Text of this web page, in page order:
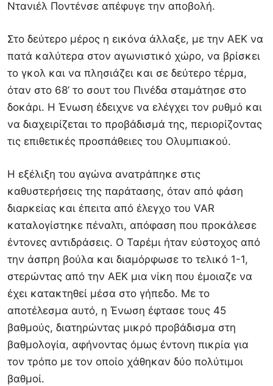
Ντανιέλ Ποντένσε απέφυγε την αποβολή.
Στο δεύτερο μέρος η εικόνα άλλαξε, με την ΑΕΚ να
πατά καλύτερα στον αγωνιστικό χώρο, να βρίσκει
το γκολ και να πλησιάζει και σε δεύτερο τέρμα,
όταν στο 68’ το σουτ του Πινέδα σταμάτησε στο
δοκάρι. Η Ένωση έδειχνε να ελέγχει τον ρυθμό και
να διαχειρίζεται το προβάδισμά της, περιορίζοντας
τις επιθετικές προσπάθειες του Ολυμπιακού.
Η εξέλιξη του αγώνα ανατράπηκε στις
καθυστερήσεις της παράτασης, όταν από φάση
διαρκείας και έπειτα από έλεγχο του VAR
καταλογίστηκε πέναλτι, απόφαση που προκάλεσε
έντονες αντιδράσεις. Ο Ταρέμι ήταν εύστοχος από
την άσπρη βούλα και διαμόρφωσε το τελικό 1-1,
στερώντας από την ΑΕΚ μια νίκη που έμοιαζε να
έχει κατακτηθεί μέσα στο γήπεδο. Με το
αποτέλεσμα αυτό, η Ένωση έφτασε τους 45
βαθμούς, διατηρώντας μικρό προβάδισμα στη
βαθμολογία, αφήνοντας όμως έντονη πικρία για
τον τρόπο με τον οποίο χάθηκαν δύο πολύτιμοι
βαθμοί.